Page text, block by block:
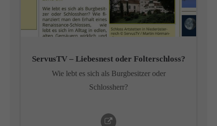
ServusTV – Liebesnest oder Folterschloss?
Wie lebt es sich als Burgbesitzer oder
Schlossherr?